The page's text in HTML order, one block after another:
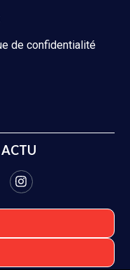
de confidentialité
ACTU